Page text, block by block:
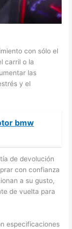
con sólo el
carril o la
las
y el
bmw
de devolución
con confianza
a su gusto,
de vuelta para
especificaciones